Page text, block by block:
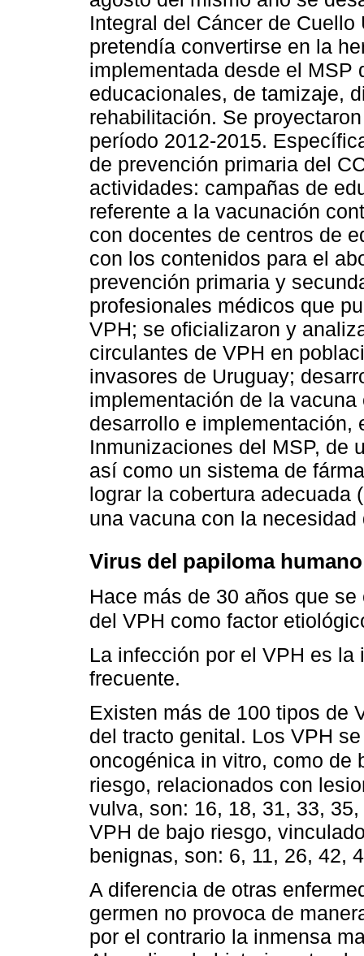
Integral del Cáncer de
pretendía convertirse en la
implementada desde el MSP
educacionales, de tamizaje,
rehabilitación. Se
período 2012-2015.
de prevención primaria del
actividades: campañas de
referente a la vacunación
con docentes de centros de
con los contenidos para el
prevención primaria y
profesionales médicos que
VPH; se oficializaron y
circulantes de VPH en
invasores de Uruguay;
implementación de la
desarrollo e implementación,
Inmunizaciones del MSP, de
así como un sistema de
lograr la cobertura adecuada
una vacuna con la necesidad
Virus del papiloma humano
Hace más de 30 años que
del VPH como factor
La infección por el VPH es
frecuente.
Existen más de 100 tipos de
del tracto genital. Los VPH
oncogénica in vitro, como de
riesgo, relacionados con
vulva, son: 16, 18, 31, 33,
VPH de bajo riesgo,
benignas, son: 6, 11, 26, 42,
A diferencia de otras
germen no provoca de
por el contrario la inmensa